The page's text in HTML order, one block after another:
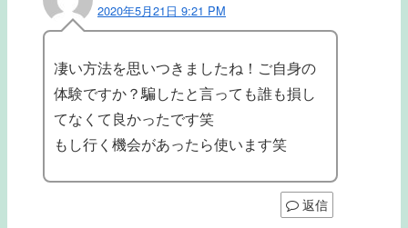
2020年5月21日 9:21 PM
凄い方法を思いつきましたね！ご自身の
体験ですか？騙したと言っても誰も損し
てなくて良かったです笑
もし行く機会があったら使います笑
返信